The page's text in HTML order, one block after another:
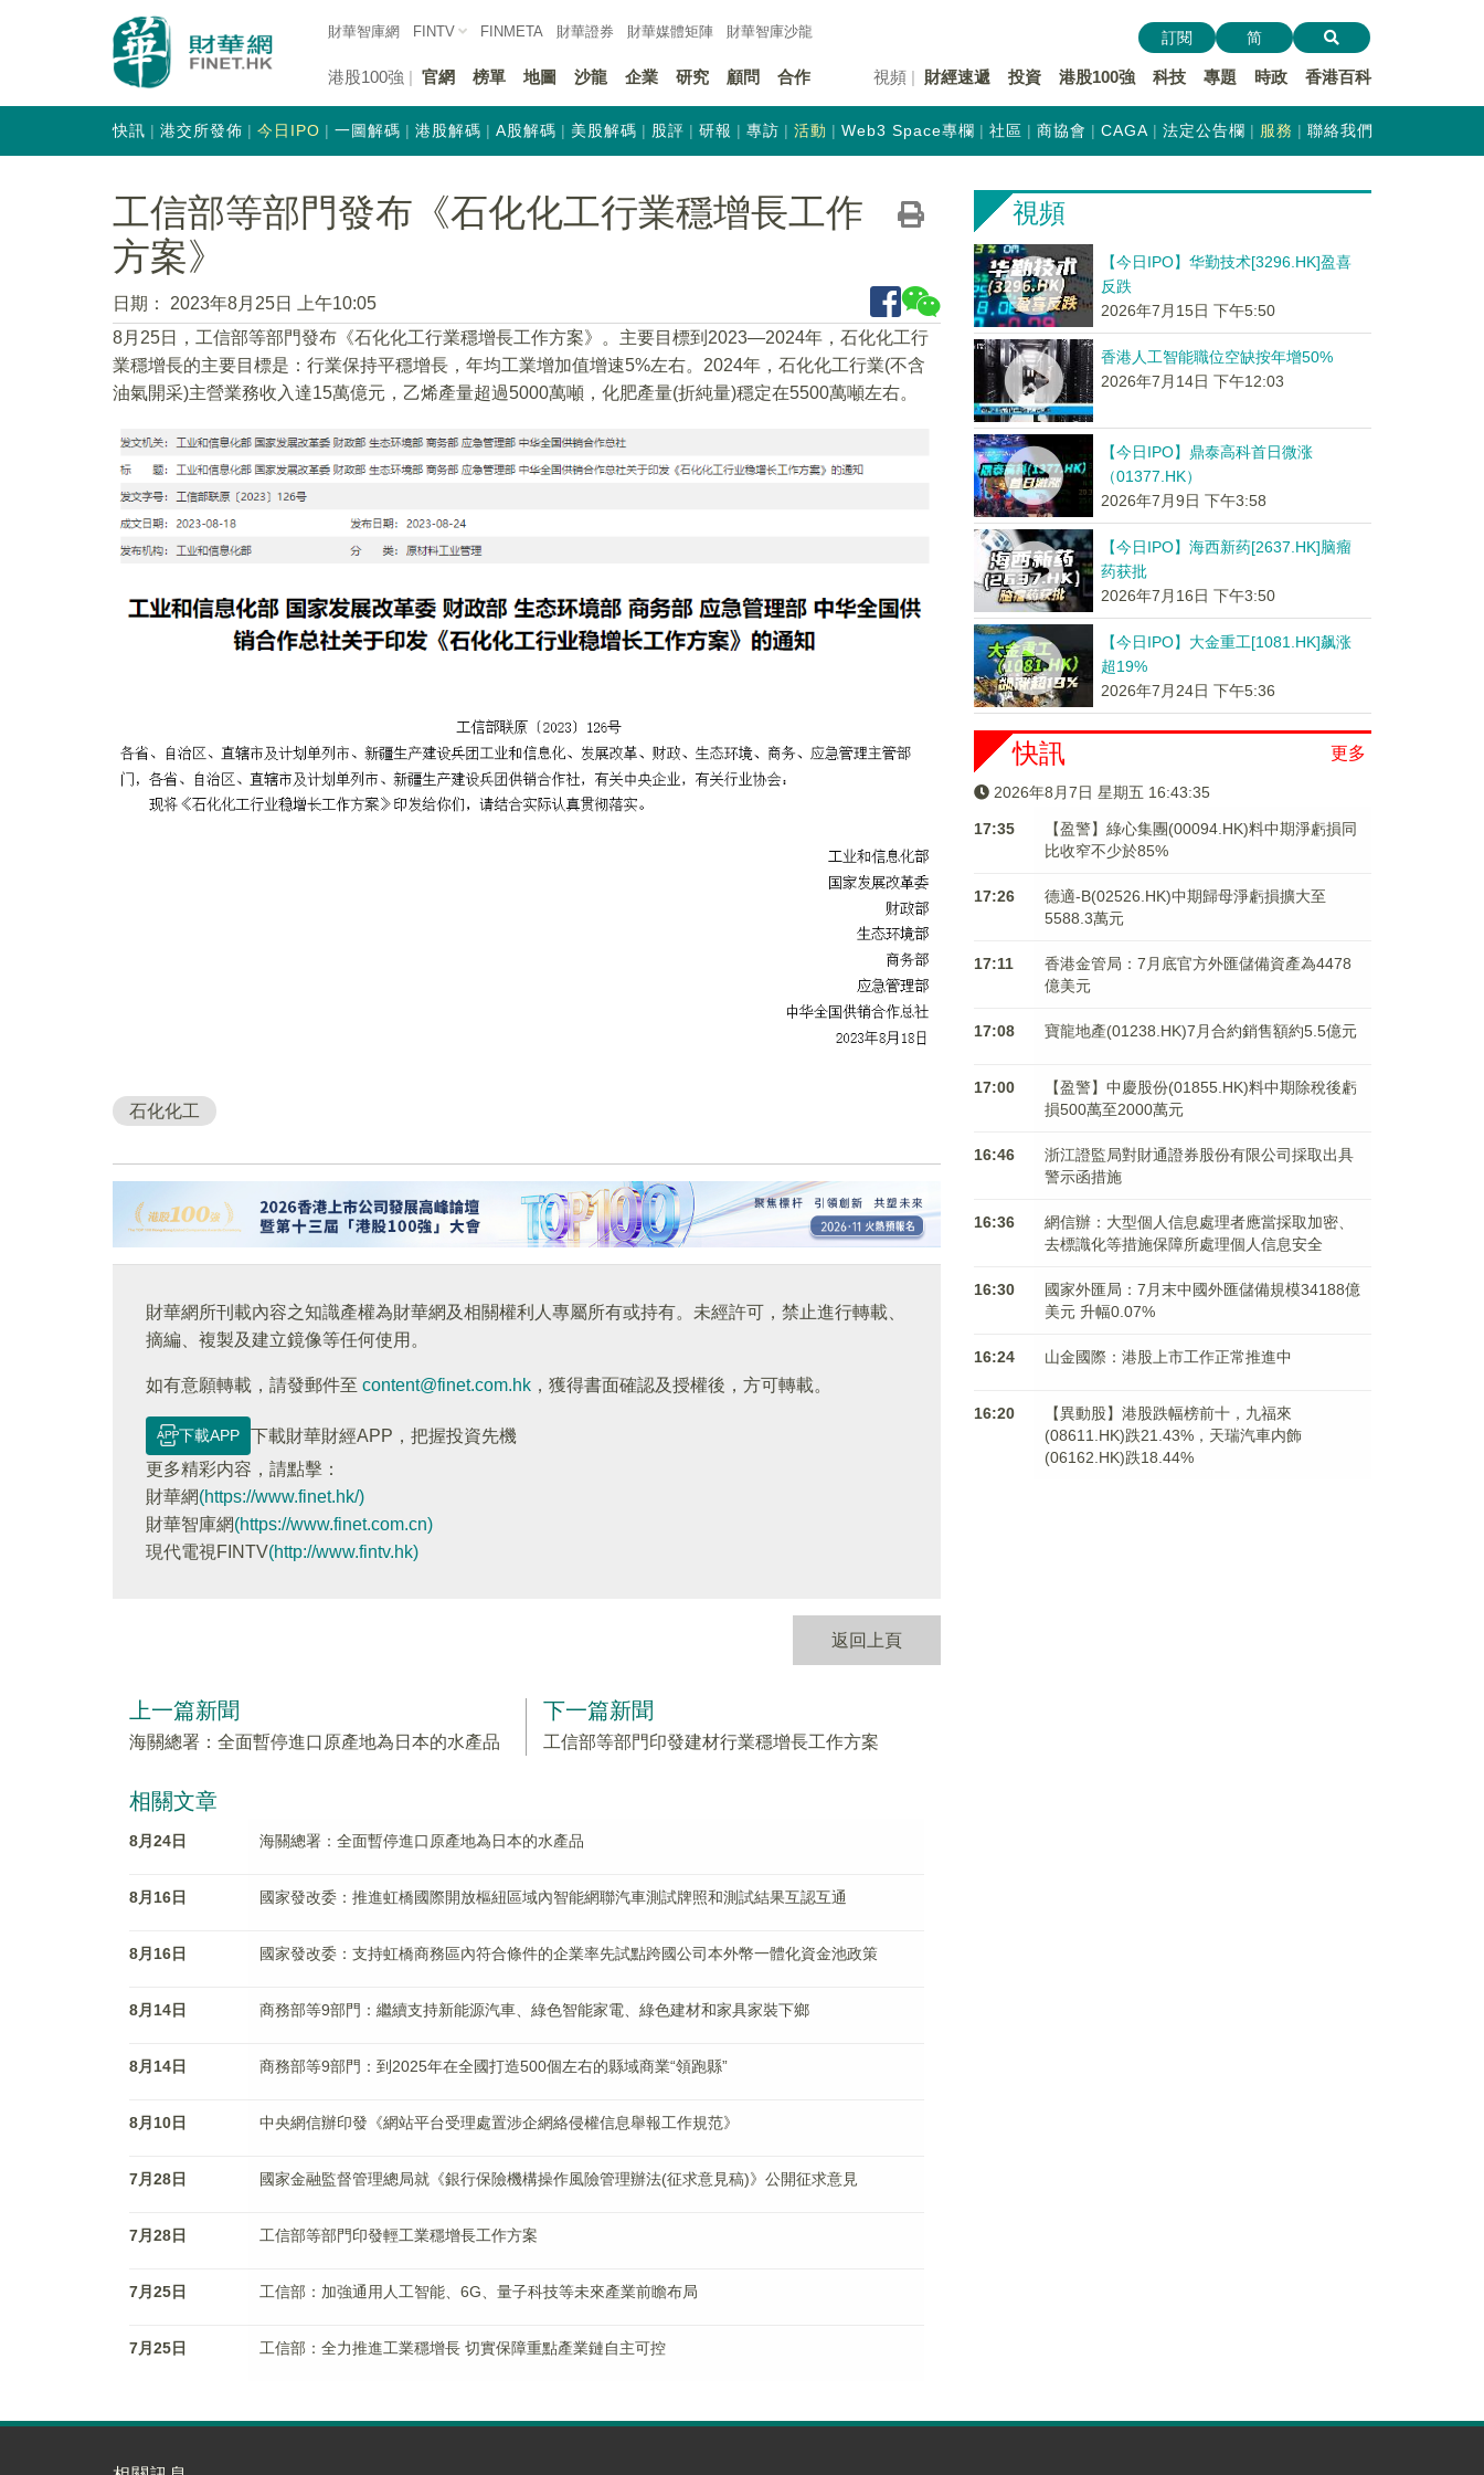
財華智庫網 FINTV FINMETA 財華證券 財華媒體矩陣 財華智庫沙龍
港股100強 官網 榜單 地圖 沙龍 企業 研究 顧問 合作 視頻 財經速遞 投資 港股100強 科技 專題 時政 香港百科
訂閱 简
快訊 港交所發佈 今日IPO 一圖解碼 港股解碼 A股解碼 美股解碼 股評 研報 專訪 活動 Web3 Space專欄 社區 商協會 CAGA 法定公告欄 服務 聯絡我們
工信部等部門發布《石化化工行業穩增長工作
方案》
日期：
2023年8月25日 上午10:05
8月25日，工信部等部門發布《石化化工行業穩增長工作方案》。主要目標到2023—2024年，石化化工行
業穩增長的主要目標是：行業保持平穩增長，年均工業增加值增速5%左右。2024年，石化化工行業(不含
油氣開采)主營業務收入達15萬億元，乙烯產量超過5000萬噸，化肥產量(折純量)穩定在5500萬噸左右。
石化化工
財華網所刊載內容之知識產權為財華網及相關權利人專屬所有或持有。未經許可，禁止進行轉載、
摘編、複製及建立鏡像等任何使用。
如有意願轉載，請發郵件至 content@finet.com.hk ，獲得書面確認及授權後，方可轉載。
下載APP
下載財華財經APP，把握投資先機
更多精彩内容，請點擊：
財華網(https://www.finet.hk/)
財華智庫網(https://www.finet.com.cn)
現代電視FINTV(http://www.fintv.hk)
返回上頁
上一篇新聞
海關總署：全面暫停進口原產地為日本的水產品
下一篇新聞
工信部等部門印發建材行業穩增長工作方案
相關文章
8月24日 海關總署：全面暫停進口原產地為日本的水產品
8月16日 國家發改委：推進虹橋國際開放樞紐區域內智能網聯汽車測試牌照和測試結果互認互通
8月16日 國家發改委：支持虹橋商務區內符合條件的企業率先試點跨國公司本外幣一體化資金池政策
8月14日 商務部等9部門：繼續支持新能源汽車、綠色智能家電、綠色建材和家具家裝下鄉
8月14日 商務部等9部門：到2025年在全國打造500個左右的縣域商業“領跑縣”
8月10日 中央網信辦印發《網站平台受理處置涉企網絡侵權信息舉報工作規范》
7月28日 國家金融監督管理總局就《銀行保險機構操作風險管理辦法(征求意見稿)》公開征求意見
7月28日 工信部等部門印發輕工業穩增長工作方案
7月25日 工信部：加強通用人工智能、6G、量子科技等未來產業前瞻布局
7月25日 工信部：全力推進工業穩增長 切實保障重點產業鏈自主可控
視頻
【今日IPO】华勤技术[3296.HK]盈喜
反跌
2026年7月15日 下午5:50
香港人工智能職位空缺按年增50%
2026年7月14日 下午12:03
【今日IPO】鼎泰高科首日微涨
（01377.HK）
2026年7月9日 下午3:58
【今日IPO】海西新药[2637.HK]脑瘤
药获批
2026年7月16日 下午3:50
【今日IPO】大金重工[1081.HK]飙涨
超19%
2026年7月24日 下午5:36
更多
快訊
2026年8月7日 星期五 16:43:35
17:35
【盈警】綠心集團(00094.HK)料中期淨虧損同
比收窄不少於85%
17:26
德適-B(02526.HK)中期歸母淨虧損擴大至
5588.3萬元
17:11
香港金管局：7月底官方外匯儲備資產為4478
億美元
17:08 寶龍地產(01238.HK)7月合約銷售額約5.5億元
17:00
【盈警】中慶股份(01855.HK)料中期除稅後虧
損500萬至2000萬元
16:46
浙江證監局對財通證券股份有限公司採取出具
警示函措施
16:36
網信辦：大型個人信息處理者應當採取加密、
去標識化等措施保障所處理個人信息安全
16:30
國家外匯局：7月末中國外匯儲備規模34188億
美元 升幅0.07%
16:24 山金國際：港股上市工作正常推進中
16:20
【異動股】港股跌幅榜前十，九福來
(08611.HK)跌21.43%，天瑞汽車内飾
(06162.HK)跌18.44%